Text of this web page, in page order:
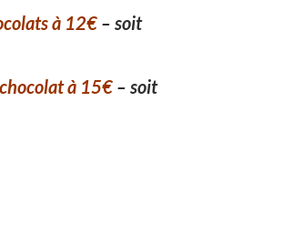
à 12€– soit
chocolat à 15€– soit